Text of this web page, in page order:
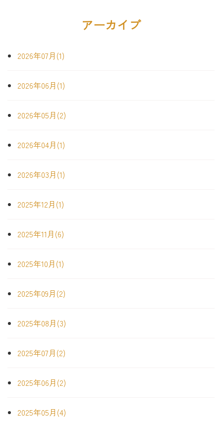
アーカイブ
2026年07月(1)
2026年06月(1)
2026年05月(2)
2026年04月(1)
2026年03月(1)
2025年12月(1)
2025年11月(6)
2025年10月(1)
2025年09月(2)
2025年08月(3)
2025年07月(2)
2025年06月(2)
2025年05月(4)